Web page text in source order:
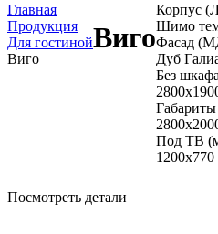
Главная
Продукция
Для гостиной
Виго
Виго
Корпус
Шимо
Фасад
Дуб
Без
Под ТВ
1200x770
Посмотреть детали